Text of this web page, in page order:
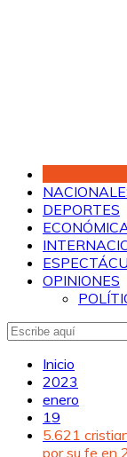
DEPORTES
OPINIONES
Inicio
2023
enero
19
5.621
por su fe en